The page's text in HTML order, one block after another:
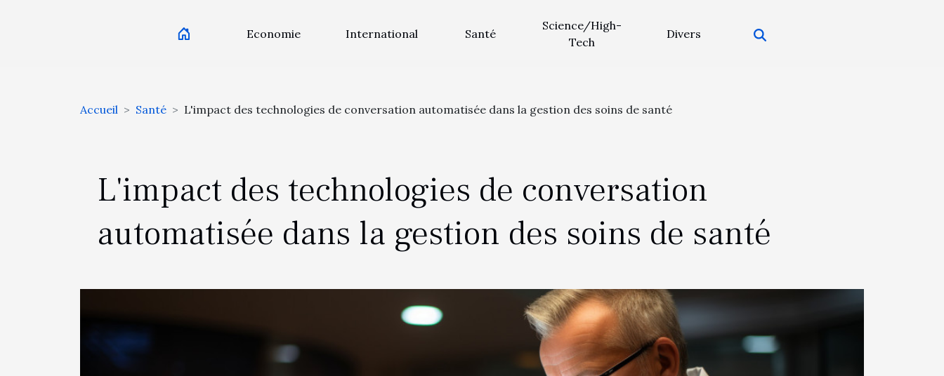
Economie International Santé
Science/High-
Tech
Divers
Accueil Santé L'impact des technologies de conversation automatisée dans la gestion des soins de santé
L'impact des technologies de conversation
automatisée dans la gestion des soins de santé